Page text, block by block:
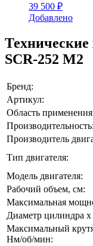
39 500 ₽
Добавлено
Технические
SCR-252 M2
Бренд:
Артикул:
Область
Производительность:
Производитель
Тип двигателя:
Модель двигателя:
Рабочий объем, см:
Максимальная
Диаметр цилиндра
Максимальный
Нм/об/мин: